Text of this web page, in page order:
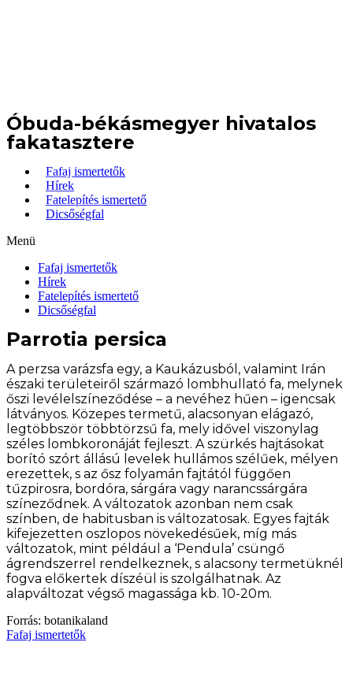
Óbuda-békásmegyer hivatalos
fakatasztere
Fafaj ismertetők
Hírek
Fatelepítés ismertető
Dicsőségfal
Menü
Fafaj ismertetők
Hírek
Fatelepítés ismertető
Dicsőségfal
Parrotia persica
A perzsa varázsfa egy, a Kaukázusból, valamint Irán
északi területeiről származó lombhullató fa, melynek
őszi levélelszíneződése – a nevéhez hűen – igencsak
látványos. Közepes termetű, alacsonyan elágazó,
legtöbbször többtörzsű fa, mely idővel viszonylag
széles lombkoronáját fejleszt. A szürkés hajtásokat
borító szórt állású levelek hullámos szélűek, mélyen
erezettek, s az ősz folyamán fajtától függően
tűzpirosra, bordóra, sárgára vagy narancssárgára
színeződnek. A változatok azonban nem csak
színben, de habitusban is változatosak. Egyes fajták
kifejezetten oszlopos növekedésűek, míg más
változatok, mint például a ‘Pendula’ csüngő
ágrendszerrel rendelkeznek, s alacsony termetüknél
fogva előkertek díszéül is szolgálhatnak. Az
alapváltozat végső magassága kb. 10-20m.
Forrás: botanikaland
Fafaj ismertetők